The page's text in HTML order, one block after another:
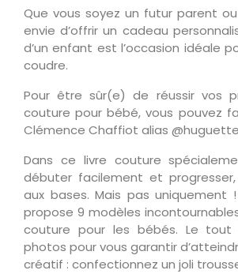
Que vous soyez un futur parent
envie d’offrir un cadeau
d’un enfant est l’occasion idéale
coudre.
Pour être sûr(e) de réussir vos
couture pour bébé, vous pouvez
Clémence Chaffiot alias
Dans ce livre couture
débuter facilement et
aux bases. Mais pas uniquement !
propose 9 modèles
couture pour les bébés. Le
photos pour vous garantir
créatif : confectionnez un joli